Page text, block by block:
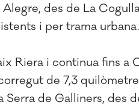
des de La
i per trama urbana.
Riera i continua fins a
de 7,3
de Galliners, des